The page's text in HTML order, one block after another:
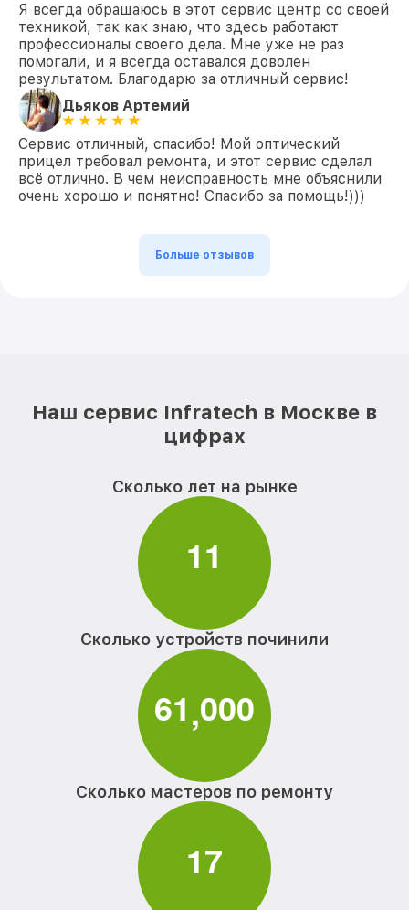
Я всегда обращаюсь в этот сервис центр со своей
техникой, так как знаю, что здесь работают
профессионалы своего дела. Мне уже не раз
помогали, и я всегда оставался доволен
результатом. Благодарю за отличный сервис!
Дьяков Артемий
Сервис отличный, спасибо! Мой оптический
прицел требовал ремонта, и этот сервис сделал
всё отлично. В чем неисправность мне объяснили
очень хорошо и понятно! Спасибо за помощь!)))
Больше отзывов
Наш сервис Infratech в Москве в
цифрах
Сколько лет на рынке
11
Сколько устройств починили
61,000
Сколько мастеров по ремонту
17